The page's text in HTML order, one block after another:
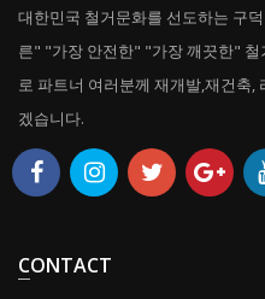
대한민국 철거문화를 선도하는 구
른" "가장 안전한" "가장 깨끗한" 철
로 파트너 여러분께 재개발,재건축
겠습니다.
CONTACT